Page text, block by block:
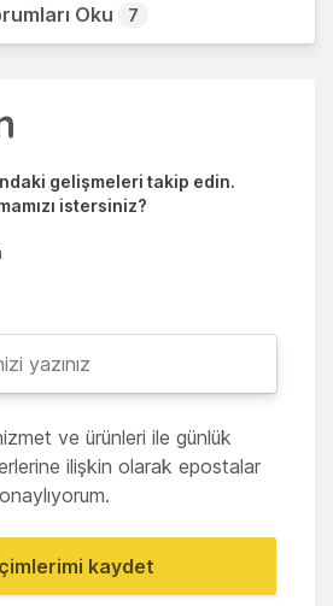
Oku 7
gelişmeleri takip edin.
istersiniz?
ve ürünleri ile günlük
ilişkin olarak epostalar
kaydet